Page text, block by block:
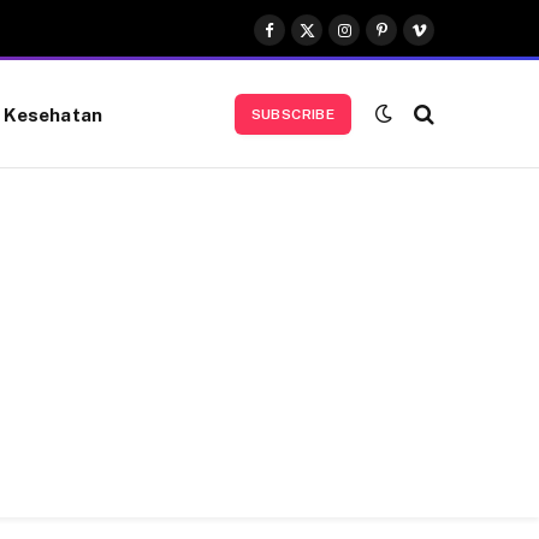
Facebook
X
(Twitter)
Instagram
Pinterest
Vimeo
Kesehatan SUBSCRIBE